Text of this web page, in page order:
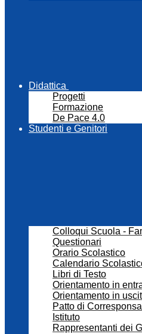
Didattica
Progetti
Formazione
De Pace 4.0
Studenti e Genitori
Colloqui Scuola -
Questionari
Orario Scolastico
Calendario
Libri di Testo
Orientamento in
Orientamento in
Patto di
Istituto
Rappresentanti dei